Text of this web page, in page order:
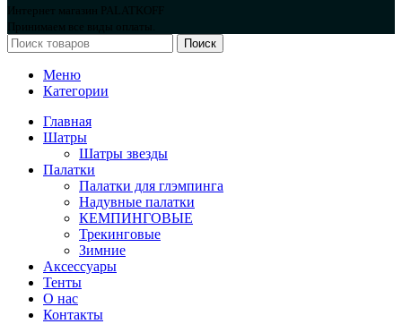
Интернет магазин PALATKOFF
Принимаем все виды оплаты.
Поиск
Меню
Категории
Главная
Шатры
Шатры звезды
Палатки
Палатки для глэмпинга
Надувные палатки
КЕМПИНГОВЫЕ
Трекинговые
Зимние
Аксессуары
Тенты
О нас
Контакты